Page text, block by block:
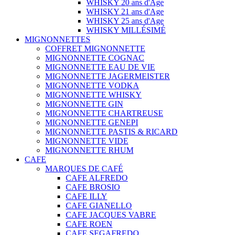
WHISKY 20 ans d'Age
WHISKY 21 ans d'Age
WHISKY 25 ans d'Age
WHISKY MILLÉSIMÉ
MIGNONNETTES
COFFRET MIGNONNETTE
MIGNONNETTE COGNAC
MIGNONNETTE EAU DE VIE
MIGNONNETTE JAGERMEISTER
MIGNONNETTE VODKA
MIGNONNETTE WHISKY
MIGNONNETTE GIN
MIGNONNETTE CHARTREUSE
MIGNONNETTE GENEPI
MIGNONNETTE PASTIS & RICARD
MIGNONNETTE VIDE
MIGNONNETTE RHUM
CAFE
MARQUES DE CAFÉ
CAFE ALFREDO
CAFE BROSIO
CAFE ILLY
CAFE GIANELLO
CAFE JACQUES VABRE
CAFE ROEN
CAFE SEGAFREDO